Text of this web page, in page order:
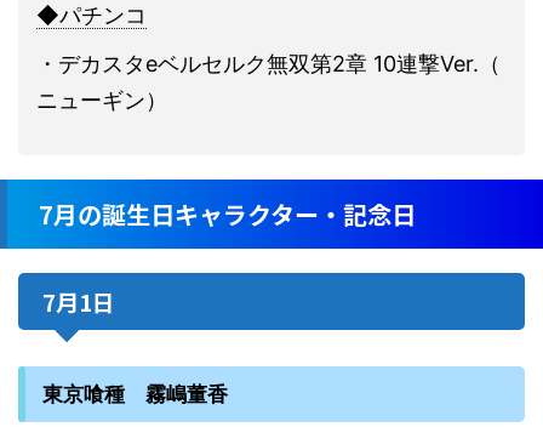
◆パチンコ
・デカスタeベルセルク無双第2章 10連撃Ver.（
ニューギン）
7月の誕生日キャラクター・記念日
7月1日
東京喰種 霧嶋董香